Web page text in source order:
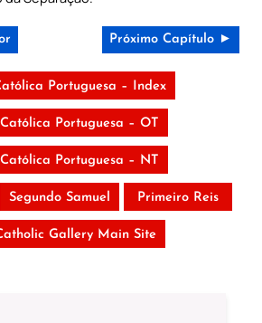
Próximo Capítulo ►
Portuguesa – Index
Portuguesa – OT
Portuguesa – NT
Segundo Samuel Primeiro Reis
Gallery Main Site